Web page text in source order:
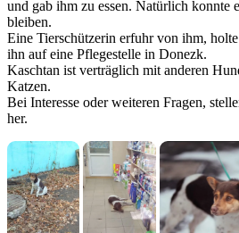
und gab ihm zu essen. Natürlich konnte
bleiben.
Eine Tierschützerin erfuhr von ihm,
ihn auf eine Pflegestelle in Donezk.
Kaschtan ist verträglich mit anderen
Katzen.
Bei Interesse oder weiteren Fragen,
her.